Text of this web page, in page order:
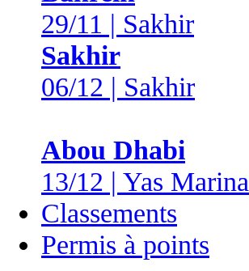
29/11 | Sakhir
Sakhir
06/12 | Sakhir
Abou Dhabi
13/12 | Yas Marina
Classements
Permis à points